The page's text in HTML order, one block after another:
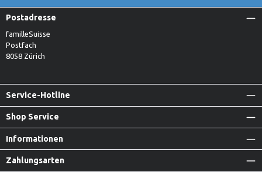
Postadresse
familleSuisse
Postfach
8058 Zürich
Service-Hotline
Shop Service
Informationen
Zahlungsarten